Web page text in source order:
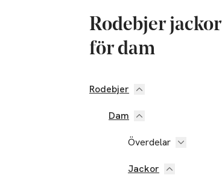
Rodebjer jackor
för dam
Hoppa till produktsidan
Rodebjer
Dam
Överdelar
Jackor